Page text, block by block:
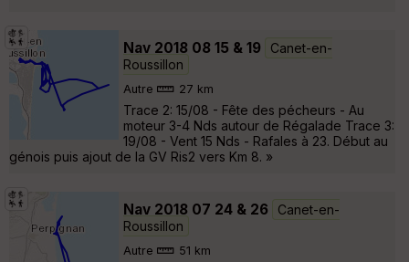
Nav 2018 08 15 & 19
Canet-en-
Roussillon
Autre 27 km
Trace 2: 15/08 - Fête des pécheurs - Au
moteur 3-4 Nds autour de Régalade Trace 3:
19/08 - Vent 15 Nds - Rafales à 23. Début au
génois puis ajout de la GV Ris2 vers Km 8. »
Nav 2018 07 24 & 26
Canet-en-
Roussillon
Autre 51 km